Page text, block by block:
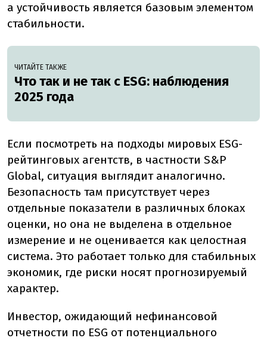
а устойчивость является базовым элементом
стабильности.
ЧИТАЙТЕ ТАКЖЕ
Что так и не так с ESG: наблюдения
2025 года
Если посмотреть на подходы мировых ESG-
рейтинговых агентств, в частности S&P
Global, ситуация выглядит аналогично.
Безопасность там присутствует через
отдельные показатели в различных блоках
оценки, но она не выделена в отдельное
измерение и не оценивается как целостная
система. Это работает только для стабильных
экономик, где риски носят прогнозируемый
характер.
Инвестор, ожидающий нефинансовой
отчетности по ESG от потенциального